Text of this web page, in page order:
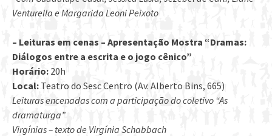
Venturella e Margarida Leoni Peixoto
– Leituras em cenas – Apresentação Mostra “Dramas:
Diálogos entre a escrita e o jogo cênico”
Horário: 20h
Local: Teatro do Sesc Centro (Av. Alberto Bins, 665)
Leituras encenadas com a participação do coletivo “As
dramaturga”
Virgínias – texto de Virgínia Schabbach